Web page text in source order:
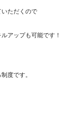
いただくので
アップも可能です！
度です。